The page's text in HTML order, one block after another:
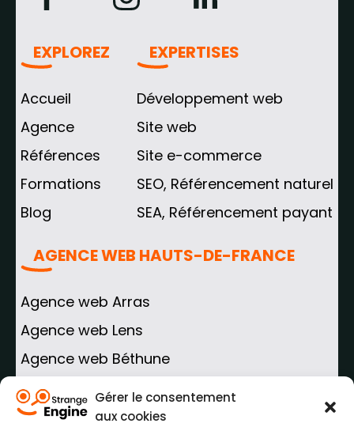
Gérer le consentement
aux cookies
EXPLOREZ
Accueil
Agence
Références
Formations
Blog
EXPERTISES
Développement web
Site web
Site e-commerce
SEO, Référencement naturel
SEA, Référencement payant
AGENCE WEB HAUTS-DE-FRANCE
Agence web Arras
Agence web Lens
Agence web Béthune
Agence web Douai